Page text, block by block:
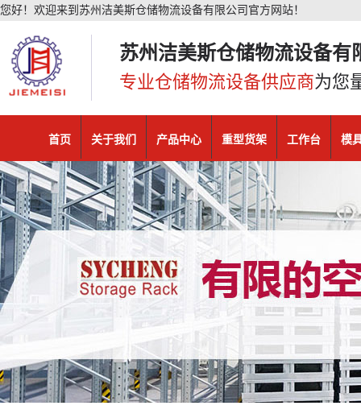
您好！欢迎来到苏州洁美斯仓储物流设备有限公司官方网站！
苏州洁美斯仓储物流设备有
专业仓储物流设备供应商为您
首页 关于我们 产品中心 重型货架 工作台 模